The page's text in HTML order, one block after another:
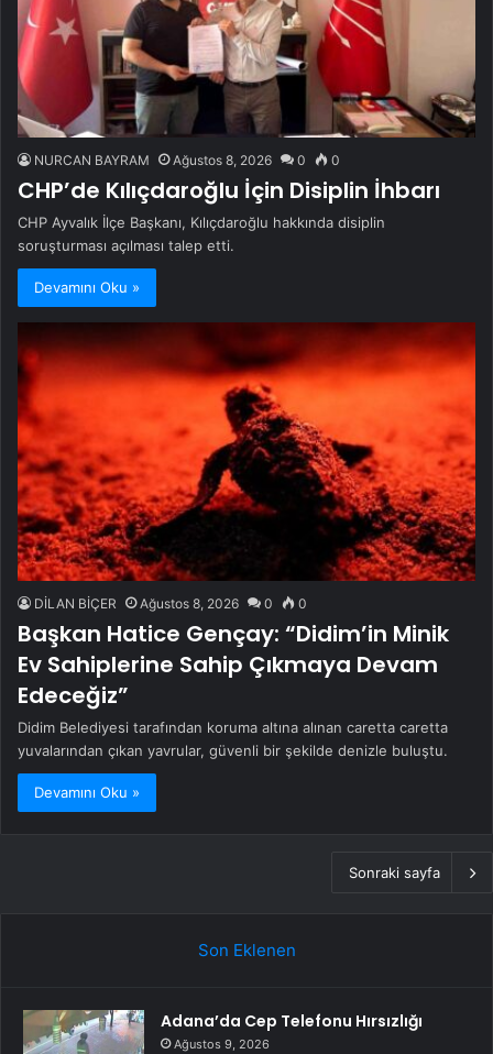
NURCAN BAYRAM Ağustos 8, 2026 0 0
CHP’de Kılıçdaroğlu İçin Disiplin İhbarı
CHP Ayvalık İlçe Başkanı, Kılıçdaroğlu hakkında disiplin
soruşturması açılması talep etti.
Devamını Oku »
DİLAN BİÇER Ağustos 8, 2026 0 0
Başkan Hatice Gençay: “Didim’in Minik
Ev Sahiplerine Sahip Çıkmaya Devam
Edeceğiz”
Didim Belediyesi tarafından koruma altına alınan caretta caretta
yuvalarından çıkan yavrular, güvenli bir şekilde denizle buluştu.
Devamını Oku »
Sonraki sayfa
Son Eklenen
Adana’da Cep Telefonu Hırsızlığı
Ağustos 9, 2026